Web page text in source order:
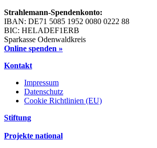
Strahlemann-Spendenkonto:
IBAN: DE71 5085 1952 0080 0222 88
BIC: HELADEF1ERB
Sparkasse Odenwaldkreis
Online spenden »
Kontakt
Impressum
Datenschutz
Cookie Richtlinien (EU)
Stiftung
Projekte national